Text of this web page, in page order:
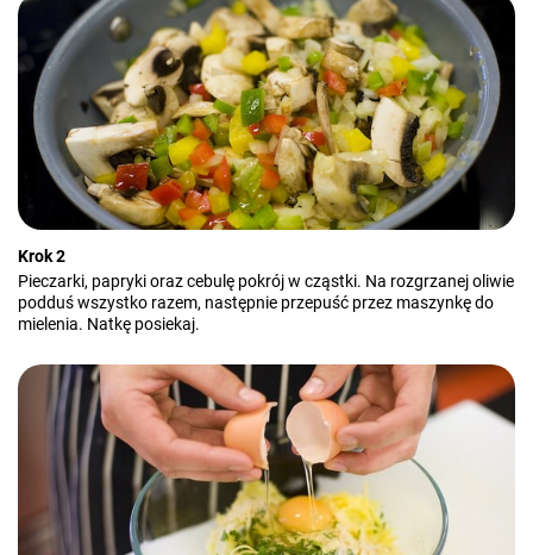
Krok 2
Pieczarki, papryki oraz cebulę pokrój w cząstki. Na rozgrzanej oliwie
podduś wszystko razem, następnie przepuść przez maszynkę do
mielenia. Natkę posiekaj.